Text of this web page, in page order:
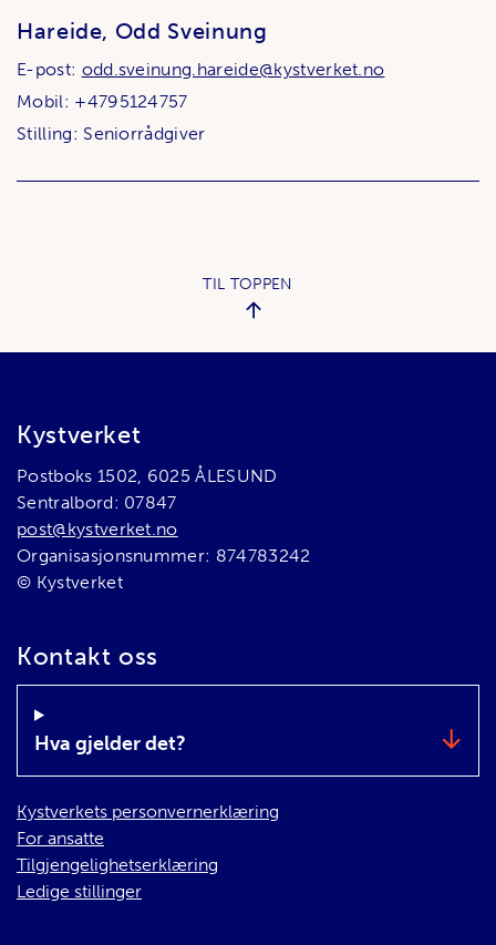
Hareide, Odd Sveinung
E-post: odd.sveinung.hareide@kystverket.no
Mobil: +4795124757
Stilling: Seniorrådgiver
TIL TOPPEN
Bunnområde
Kystverket
Postboks 1502, 6025 ÅLESUND
Sentralbord: 07847
post@kystverket.no
Organisasjonsnummer: 874783242
© Kystverket
Kontakt oss
Hva gjelder det?
Kystverkets personvernerklæring
For ansatte
Tilgjengelighetserklæring
Ledige stillinger